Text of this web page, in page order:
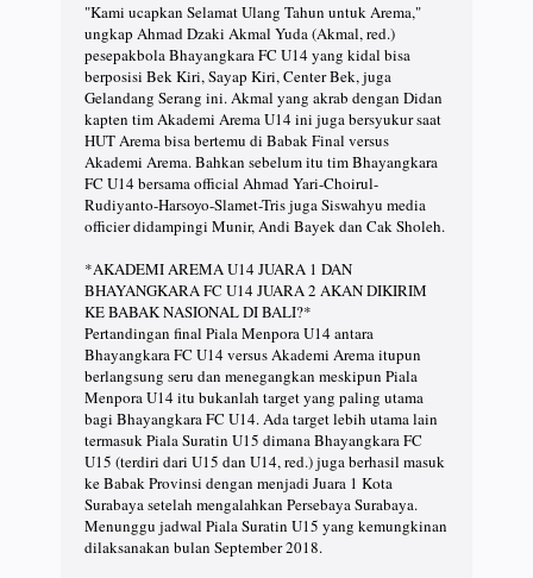
"Kami ucapkan Selamat Ulang Tahun untuk Arema,"
ungkap Ahmad Dzaki Akmal Yuda (Akmal, red.)
pesepakbola Bhayangkara FC U14 yang kidal bisa
berposisi Bek Kiri, Sayap Kiri, Center Bek, juga
Gelandang Serang ini. Akmal yang akrab dengan Didan
kapten tim Akademi Arema U14 ini juga bersyukur saat
HUT Arema bisa bertemu di Babak Final versus
Akademi Arema. Bahkan sebelum itu tim Bhayangkara
FC U14 bersama official Ahmad Yari-Choirul-
Rudiyanto-Harsoyo-Slamet-Tris juga Siswahyu media
officier didampingi Munir, Andi Bayek dan Cak Sholeh.
*AKADEMI AREMA U14 JUARA 1 DAN
BHAYANGKARA FC U14 JUARA 2 AKAN DIKIRIM
KE BABAK NASIONAL DI BALI?*
Pertandingan final Piala Menpora U14 antara
Bhayangkara FC U14 versus Akademi Arema itupun
berlangsung seru dan menegangkan meskipun Piala
Menpora U14 itu bukanlah target yang paling utama
bagi Bhayangkara FC U14. Ada target lebih utama lain
termasuk Piala Suratin U15 dimana Bhayangkara FC
U15 (terdiri dari U15 dan U14, red.) juga berhasil masuk
ke Babak Provinsi dengan menjadi Juara 1 Kota
Surabaya setelah mengalahkan Persebaya Surabaya.
Menunggu jadwal Piala Suratin U15 yang kemungkinan
dilaksanakan bulan September 2018.